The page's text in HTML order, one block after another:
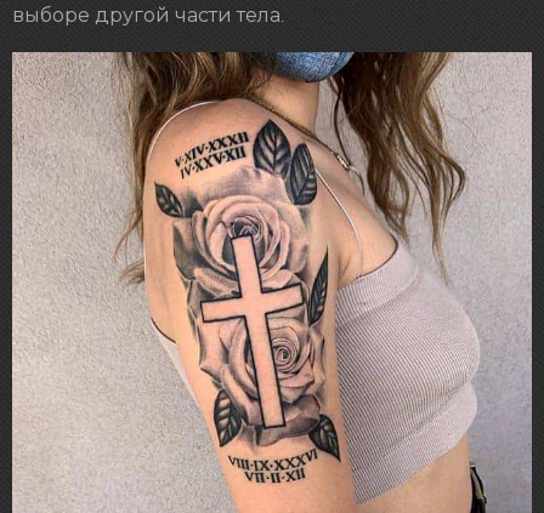
выборе другой части тела.